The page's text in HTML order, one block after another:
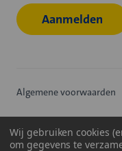
Aanmelden
Algemene voorwaarden
Wij gebruiken cookies
om gegevens te